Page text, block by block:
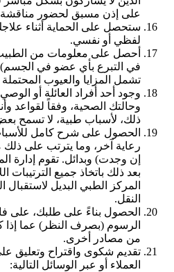
على إذن مسبق لحضور
ستحصل على الحماية أثناء
لفظي أو نفسي.
أحصل على معلومات من
في التبرع بأي عضو في الجسم)
تشمل المزايا والعيوب
وجود أحد أفراد العائلة أو
وحالتك الصحية، وفقاً لقواعد
ذلك، لأسباب طبية، لا تسمح
الحصول على شرح كامل
رعاية آخر، وما يترتب على ذلك
إن وجدت) وبدائل. تقوم
بعد ذلك باتخاذ جميع
المركز الطبي البديل
النقل.
الحصول بناءً على طلبك، على
الرسوم (بصرف النظر) عما إذا
من مصادر أخرى.
تقديم شكوى واقتراح وتعليق
العملاء أو عبر الوسائل التالية: